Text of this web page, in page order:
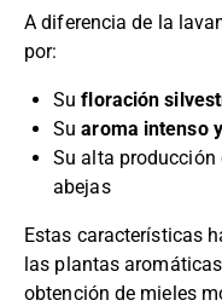
A diferencia de la
por:
Sufloración
Suaroma intenso
Su alta producción
abejas
Estas características
las plantas
obtención de mieles